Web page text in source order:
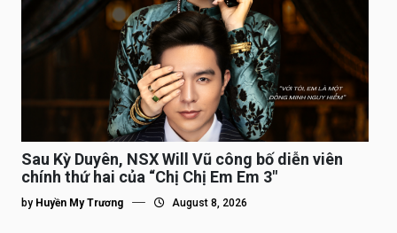
Sau Kỳ Duyên, NSX Will Vũ công bố diễn viên
chính thứ hai của “Chị Chị Em Em 3″
by Huyền My Trương August 8, 2026